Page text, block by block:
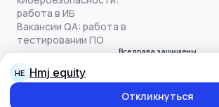
HE hmj equity
Откликнуться
работа в ИБ
Вакансии QA: работа в
тестировании ПО
Все права защищены
Политика конфиденциальности